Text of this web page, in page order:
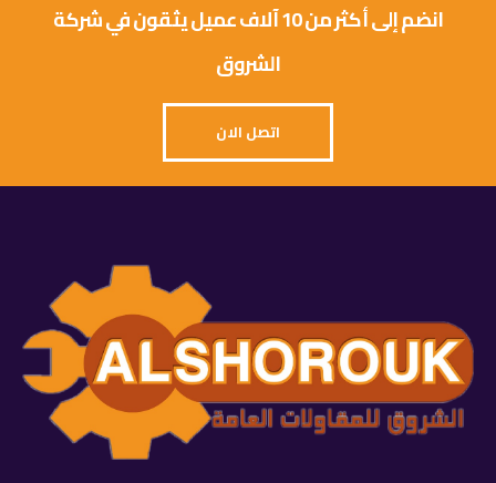
انضم إلى أكثر من 10 آلاف عميل يثقون في شركة
الشروق
اتصل الان